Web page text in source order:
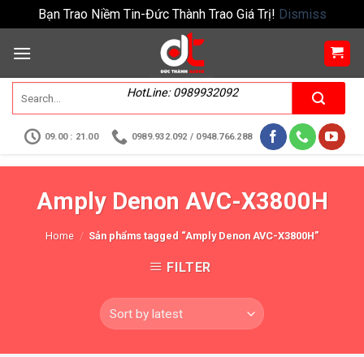
Bạn Trao Niềm Tin-Đức Thành Trao Giá Trị! Dismiss
HotLine: 0989932092
09.00 : 21.00 0989.932.092 / 0948.766.288
Amply Denon AVC-X3800H
Home / Sản phẩms tagged “Amply Denon AVC-X3800H”
FILTER